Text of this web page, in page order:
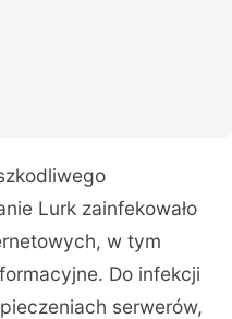
Lurk zainfekowało
w tym
Do infekcji
serwerów,